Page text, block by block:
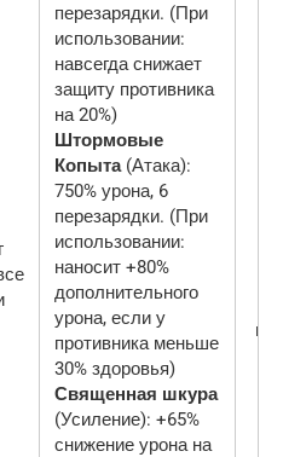
перезарядки. (При
использовании:
навсегда снижает
защиту противника
на 20%)
Штормовые
Копыта (Атака):
750% урона, 6
перезарядки. (При
использовании:
наносит +80%
дополнительного
урона, если у
противника меньше
30% здоровья)
Священная шкура
(Усиление): +65%
снижение урона на